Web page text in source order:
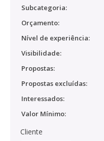
Subcategoria:
Orçamento:
Nível de experiência:
Visibilidade:
Propostas:
Propostas excluídas:
Interessados:
Valor Mínimo:
Cliente